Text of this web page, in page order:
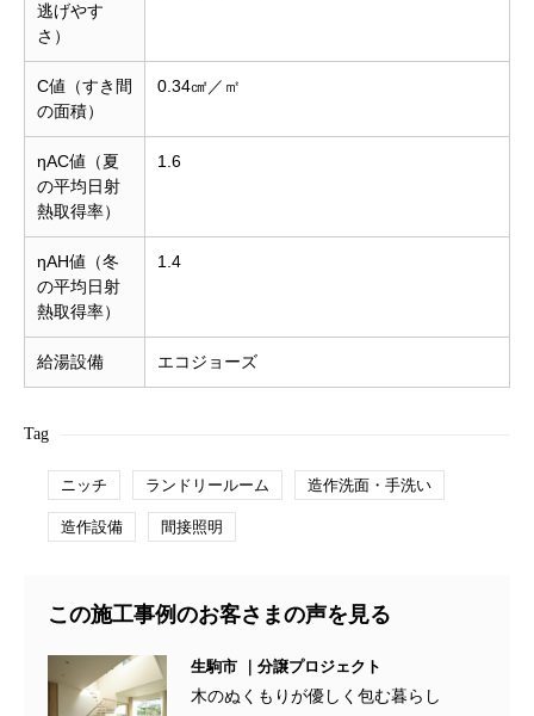
逃げやす
さ）
C値（すき間
の面積）
0.34㎠／㎡
ηAC値（夏
の平均日射
熱取得率）
1.6
ηAH値（冬
の平均日射
熱取得率）
1.4
給湯設備 エコジョーズ
Tag
ニッチ ランドリールーム 造作洗面・手洗い
造作設備 間接照明
この施工事例のお客さまの声を見る
生駒市 ｜分譲プロジェクト
木のぬくもりが優しく包む暮らし